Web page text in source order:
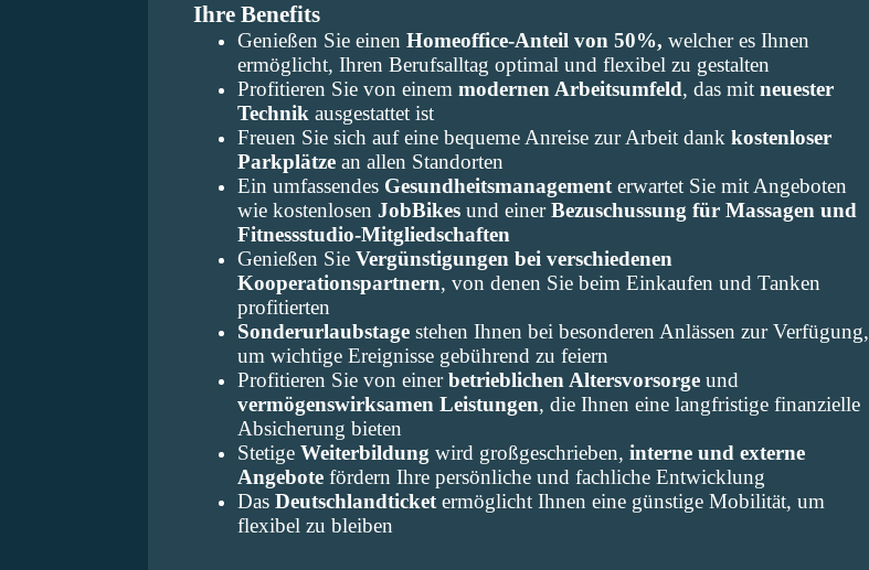
Ihre Benefits
Genießen Sie einen Homeoffice-Anteil von 50%, welcher es Ihnen
ermöglicht, Ihren Berufsalltag optimal und flexibel zu gestalten
Profitieren Sie von einem modernen Arbeitsumfeld, das mit neuester
Technik ausgestattet ist
Freuen Sie sich auf eine bequeme Anreise zur Arbeit dank kostenloser
Parkplätze an allen Standorten
Ein umfassendes Gesundheitsmanagement erwartet Sie mit Angeboten
wie kostenlosen JobBikes und einer Bezuschussung für Massagen und
Fitnessstudio-Mitgliedschaften
Genießen Sie Vergünstigungen bei verschiedenen
Kooperationspartnern, von denen Sie beim Einkaufen und Tanken
profitierten
Sonderurlaubstage stehen Ihnen bei besonderen Anlässen zur Verfügung,
um wichtige Ereignisse gebührend zu feiern
Profitieren Sie von einer betrieblichen Altersvorsorge und
vermögenswirksamen Leistungen, die Ihnen eine langfristige finanzielle
Absicherung bieten
Stetige Weiterbildung wird großgeschrieben, interne und externe
Angebote fördern Ihre persönliche und fachliche Entwicklung
Das Deutschlandticket ermöglicht Ihnen eine günstige Mobilität, um
flexibel zu bleiben